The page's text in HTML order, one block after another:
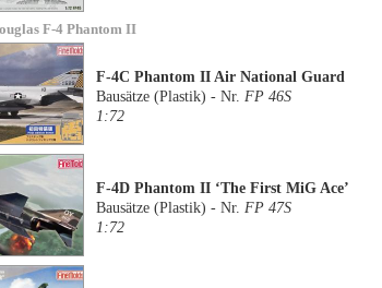
F-4 Phantom II
F-4C Phantom II Air National Guard
Bausätze (Plastik) - Nr. FP 46S
1:72
F-4D Phantom II ‘The First MiG Ace’
Bausätze (Plastik) - Nr. FP 47S
1:72